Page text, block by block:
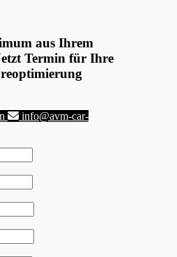
aus Ihrem
Termin für Ihre
info@avm-car-